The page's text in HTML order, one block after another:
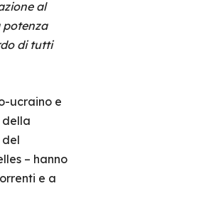
al
di tutti
ucraino e
della
del
– hanno
e a